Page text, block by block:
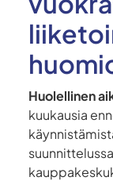
Huolellinen
kuukausia